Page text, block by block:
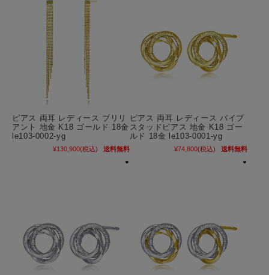
ピアス 両耳 レディース ブリリ
アント 地金 K18 ゴールド 18金
le103-0002-yg
¥130,900(税込) 送料無料
ピアス 両耳 レディース パイプ
スタッドピアス 地金 K18 ゴー
ルド 18金 le103-0001-yg
¥74,800(税込) 送料無料